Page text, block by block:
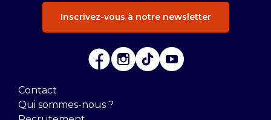
Inscrivez-vous à notre newsletter
Contact
Qui sommes-nous ?